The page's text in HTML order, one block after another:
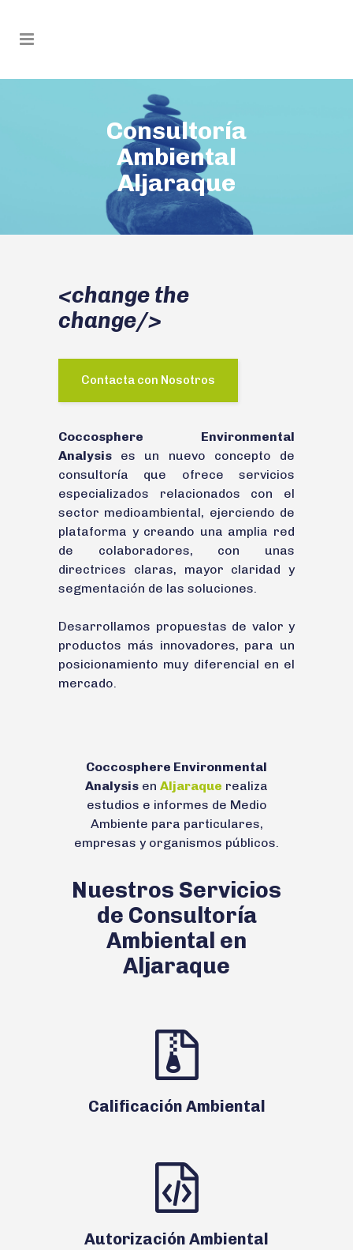
Consultoría
Ambiental
Aljaraque
<change the
change/>
Contacta con Nosotros
Coccosphere Environmental
Analysis es un nuevo concepto de
consultoría que ofrece servicios
especializados relacionados con el
sector medioambiental, ejerciendo de
plataforma y creando una amplia red
de colaboradores, con unas
directrices claras, mayor claridad y
segmentación de las soluciones.
Desarrollamos propuestas de valor y
productos más innovadores, para un
posicionamiento muy diferencial en el
mercado.
Coccosphere Environmental
Analysis en Aljaraque realiza
estudios e informes de Medio
Ambiente para particulares,
empresas y organismos públicos.
Nuestros Servicios
de Consultoría
Ambiental en
Aljaraque
Calificación Ambiental
Autorización Ambiental